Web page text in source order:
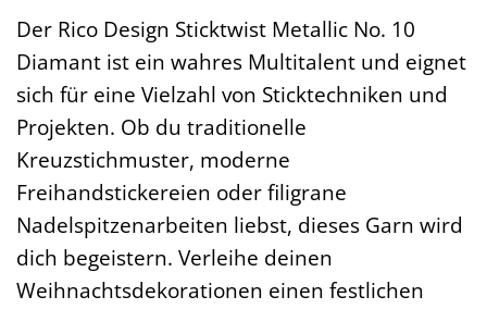
Der Rico Design Sticktwist Metallic No. 10
Diamant ist ein wahres Multitalent und eignet
sich für eine Vielzahl von Sticktechniken und
Projekten. Ob du traditionelle
Kreuzstichmuster, moderne
Freihandstickereien oder filigrane
Nadelspitzenarbeiten liebst, dieses Garn wird
dich begeistern. Verleihe deinen
Weihnachtsdekorationen einen festlichen